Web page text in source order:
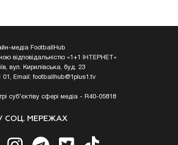
медіа FootballHub
відповідальністю «1+1 ІНТЕРНЕТ»
вул. Кирилівська, буд. 23
01, Email:footballhub@1plus1.tv
суб’єктіву сфері медіа - R40-05818
СОЦ. МЕРЕЖАХ